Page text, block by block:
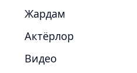
Жардам
Актёрлор
Видео